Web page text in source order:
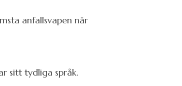
anfallsvapen när
sitt tydliga språk.